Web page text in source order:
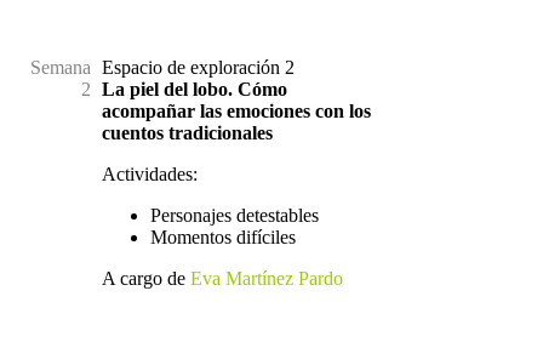
Semana
2
Espacio de exploración 2
La piel del lobo. Cómo
acompañar las emociones con los
cuentos tradicionales
Actividades:
Personajes detestables
Momentos difíciles
A cargo de Eva Martínez Pardo